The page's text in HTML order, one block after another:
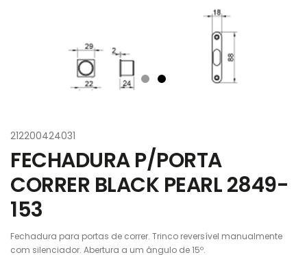
212200424031
FECHADURA P/PORTA
CORRER BLACK PEARL 2849-
153
Fechadura para portas de correr. Trinco reversível manualmente
com silenciador. Abertura a um ângulo de 15º.